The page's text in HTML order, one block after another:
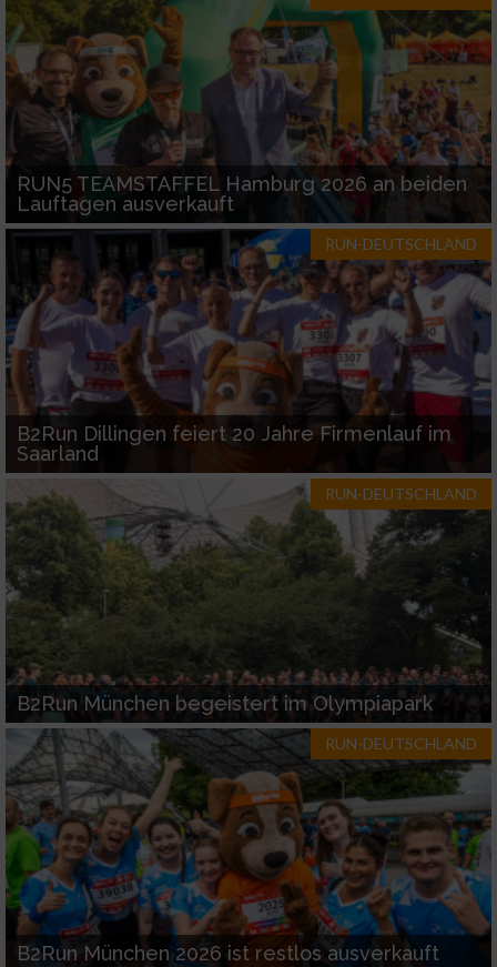
RUN5 TEAMSTAFFEL Hamburg 2026 an beiden
Lauftagen ausverkauft
RUN-DEUTSCHLAND
B2Run Dillingen feiert 20 Jahre Firmenlauf im
Saarland
RUN-DEUTSCHLAND
B2Run München begeistert im Olympiapark
RUN-DEUTSCHLAND
B2Run München 2026 ist restlos ausverkauft
Verwendung genauer Standortdaten
Geräte anhand von aktiv angeforderten
Informationen identifizieren
Nicht-IAB-Verarbeitungszwecke:
Notwendig
Performance
Funktional
Werbung